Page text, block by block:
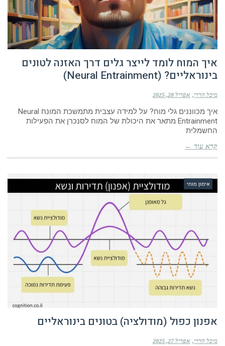
איך המוח לומד לייצר גלים דרך האזנה לטונים
בינוראליים? (Neural Entrainment)
מיכל הררי אפריל 28, 2025
איך מכווננים גלי מוח? על למידה עצבית מתמשכת המונח Neural
Entrainment מתאר את היכולת של המוח לסנכרן את הפעילות
החשמלית
קרא עוד ←
אימון מוחי
אפנון כפול (מודולציה) בטונים בינוראליים
מיכל הררי אפריל 27, 2025